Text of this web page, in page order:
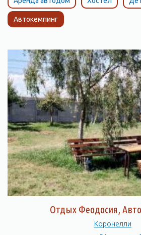
Автокемпинг
Отдых Феодосия,
Коронелли